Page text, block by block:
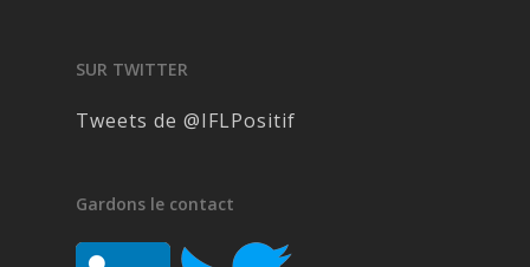
SUR TWITTER
Tweets de @IFLPositif
Gardons le contact